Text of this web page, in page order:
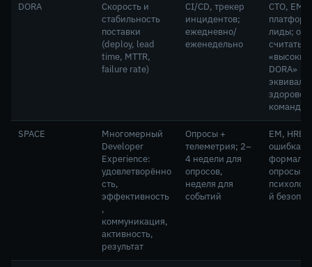
DORA
Скорость и
стабильность
поставки
(deploy, lead
time, MTTR,
failure rate)
CI/CD, трекер
инцидентов;
ежедневно/
еженедельно
CTO, EM,
лиды;
считать
«высокий
DORA»
здоровой
команды
SPACE
Многомерный
Developer
Experience:
удовлетворённо
сть,
эффективность
,
коммуникация,
активность,
результат
Опросы +
телеметрия; 2–
4 недели для
опросов,
неделя для
событий
EM,
ошибка —
опросы
й